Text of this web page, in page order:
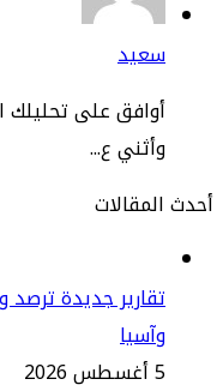
على تحليلك الدقيق
ع...
جديدة ترصد واقع